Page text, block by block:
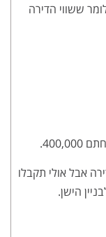
את החזרי המשכנתא) נניח ב 20% כלומר ששווי הדירה
אבל אולי תקבלו
הישן.